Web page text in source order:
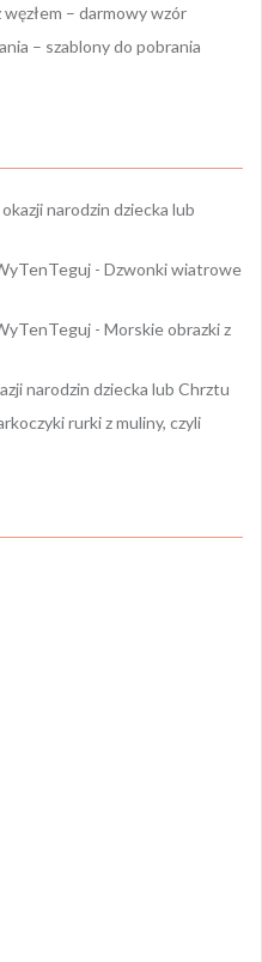
– darmowy wzór
– szablony do pobrania
narodzin dziecka lub
- Dzwonki wiatrowe
- Morskie obrazki z
narodzin dziecka lub Chrztu
rurki z muliny, czyli